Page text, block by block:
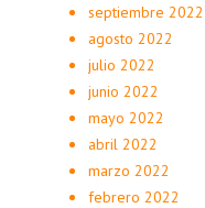
septiembre 2022
agosto 2022
julio 2022
junio 2022
mayo 2022
abril 2022
marzo 2022
febrero 2022